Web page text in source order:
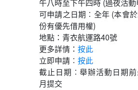
午八時至下午四時 (過夜活
可申請之日期︰全年 (本會
份有優先借用權)
地點：青衣航運路40號
更多詳情： 按此
立即申請︰ 按此
截止日期︰舉辦活動日期
月提交